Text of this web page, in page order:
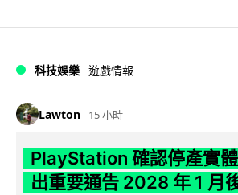
科技娛樂 遊戲情報
Lawton 15 小時
PlayStation 確認停產實
出重要通告 2028 年 1 月